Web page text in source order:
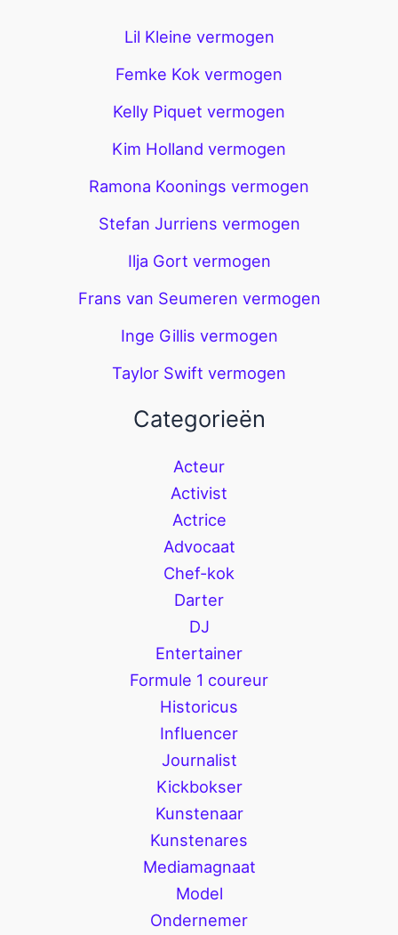
Lil Kleine vermogen
Femke Kok vermogen
Kelly Piquet vermogen
Kim Holland vermogen
Ramona Koonings vermogen
Stefan Jurriens vermogen
Ilja Gort vermogen
Frans van Seumeren vermogen
Inge Gillis vermogen
Taylor Swift vermogen
Categorieën
Acteur
Activist
Actrice
Advocaat
Chef-kok
Darter
DJ
Entertainer
Formule 1 coureur
Historicus
Influencer
Journalist
Kickbokser
Kunstenaar
Kunstenares
Mediamagnaat
Model
Ondernemer